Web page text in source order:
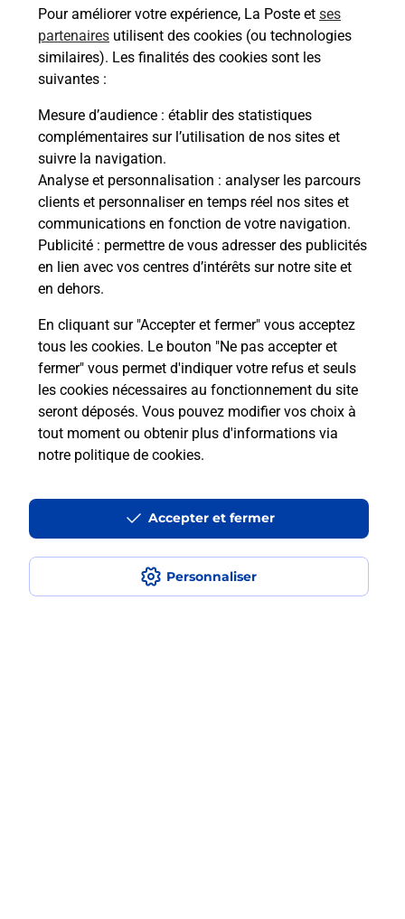
Pour améliorer votre expérience, La Poste et ses
partenaires utilisent des cookies (ou technologies
similaires). Les finalités des cookies sont les
suivantes :
Mesure d’audience : établir des statistiques
complémentaires sur l’utilisation de nos sites et
suivre la navigation.
Analyse et personnalisation : analyser les parcours
clients et personnaliser en temps réel nos sites et
communications en fonction de votre navigation.
Publicité : permettre de vous adresser des publicités
en lien avec vos centres d’intérêts sur notre site et
en dehors.
En cliquant sur "Accepter et fermer" vous acceptez
tous les cookies. Le bouton "Ne pas accepter et
fermer" vous permet d'indiquer votre refus et seuls
les cookies nécessaires au fonctionnement du site
seront déposés. Vous pouvez modifier vos choix à
tout moment ou obtenir plus d'informations via
notre politique de cookies.
Personnaliser
Accepter et fermer
Questions fréquemment posées
Quel réseau utilise La Poste Mobile ?
Est-ce que je peux garder mon
numéro de mobile gratuitement ?
Est-ce que je peux bénéficier de la 5G
avec La Poste Mobile ?
Est-ce que je peux utiliser mon forfait
Est-ce que je peux payer mon
smartphone Samsung en plusieurs
fois avec La Poste Mobile ?